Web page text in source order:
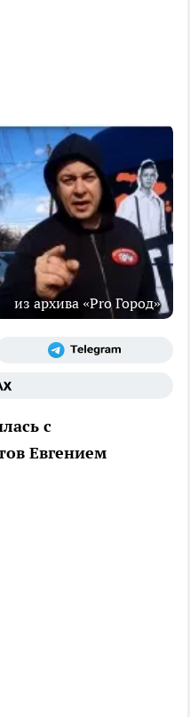
из архива «Pro Город»
с
Евгением